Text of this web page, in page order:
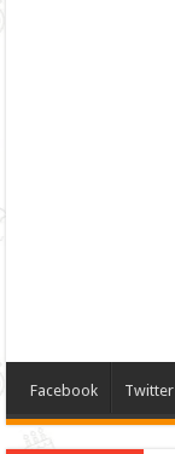
Facebook Twitter